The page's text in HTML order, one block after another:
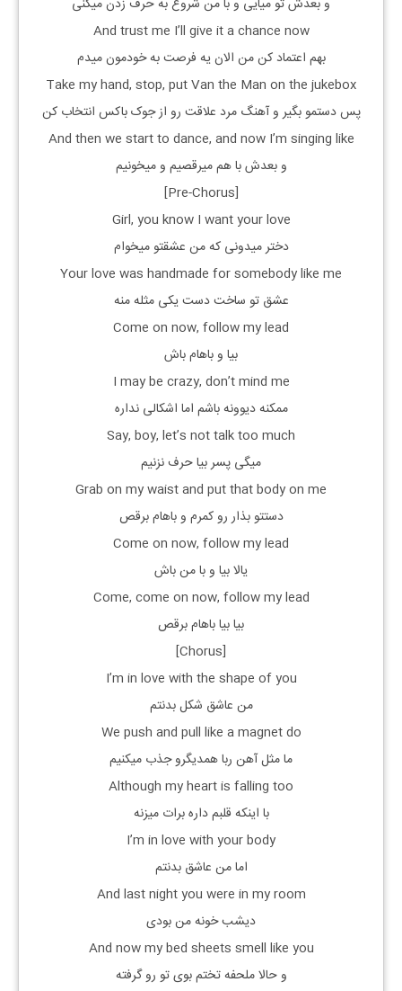
و بعدش تو میایی و با من شروع به حرف زدن میکنی
And trust me I’ll give it a chance now
بهم اعتماد کن من الان یه فرصت به خودمون میدم
Take my hand, stop, put Van the Man on the jukebox
پس دستمو بگیر و آهنگ مرد علاقت رو از جوک باکس انتخاب کن
And then we start to dance, and now I’m singing like
و بعدش با هم میرقصیم و میخونیم
[Pre-Chorus]
Girl, you know I want your love
دختر میدونی که من عشقتو میخوام
Your love was handmade for somebody like me
عشق تو ساخت دست یکی مثله منه
Come on now, follow my lead
بیا و باهام باش
I may be crazy, don’t mind me
ممکنه دیوونه باشم اما اشکالی نداره
Say, boy, let’s not talk too much
میگی پسر بیا حرف نزنیم
Grab on my waist and put that body on me
دستتو بذار رو کمرم و باهام برقص
Come on now, follow my lead
یالا بیا و با من باش
Come, come on now, follow my lead
بیا بیا باهام برقص
[Chorus]
I’m in love with the shape of you
من عاشق شکل بدنتم
We push and pull like a magnet do
ما مثل آهن ربا همدیگرو جذب میکنیم
Although my heart is falling too
با اینکه قلبم داره برات میزنه
I’m in love with your body
اما من عاشق بدنتم
And last night you were in my room
دیشب خونه من بودی
And now my bed sheets smell like you
و حالا ملحفه تختم بوی تو رو گرفته